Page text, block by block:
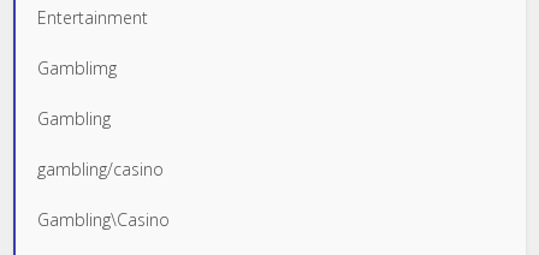
Entertainment
Gamblimg
Gambling
gambling/casino
Gambling\Casino